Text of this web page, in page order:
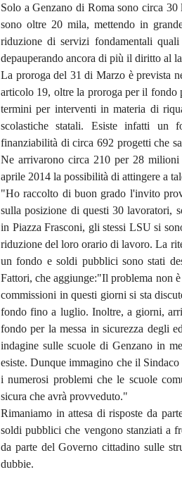
Solo a Genzano di Roma sono circa
sono oltre 20 mila, mettendo in
riduzione di servizi fondamentali
depauperando ancora di più il diritto al
La proroga del 31 di Marzo è prevista
articolo 19, oltre la proroga per il fondo
termini per interventi in materia di
scolastiche statali. Esiste infatti
finanziabilità di circa 692 progetti che
Ne arrivarono circa 210 per 28
aprile 2014 la possibilità di attingere a
"Ho raccolto di buon grado l'invito
sulla posizione di questi 30 lavoratori,
in Piazza Frasconi, gli stessi LSU si
riduzione del loro orario di lavoro. La
un fondo e soldi pubblici sono stati
Fattori, che aggiunge:"Il problema non
commissioni in questi giorni si sta
fondo fino a luglio. Inoltre, a giorni,
fondo per la messa in sicurezza degli
indagine sulle scuole di Genzano in
esiste. Dunque immagino che il
i numerosi problemi che le scuole
sicura che avrà provveduto."
Rimaniamo in attesa di risposte da
soldi pubblici che vengono stanziati a
da parte del Governo cittadino sulle
dubbie.